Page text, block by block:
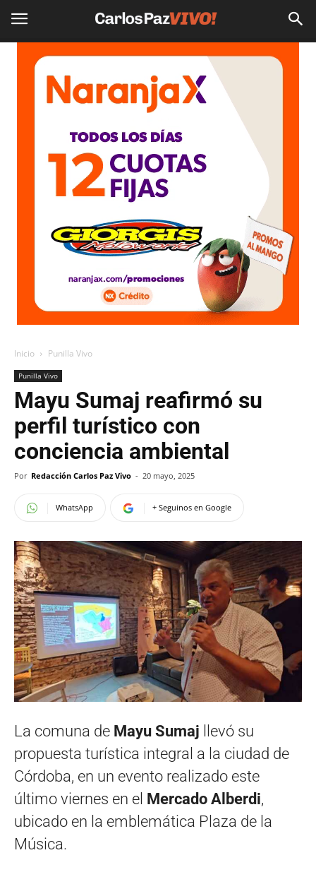
Inicio Punilla Vivo
Punilla Vivo
Mayu Sumaj reafirmó su
perfil turístico con
conciencia ambiental
Por Redacción Carlos Paz Vivo - 20 mayo, 2025
WhatsApp + Seguinos en Google
La comuna de Mayu Sumaj llevó su
propuesta turística integral a la ciudad de
Córdoba, en un evento realizado este
último viernes en el Mercado Alberdi,
ubicado en la emblemática Plaza de la
Música.